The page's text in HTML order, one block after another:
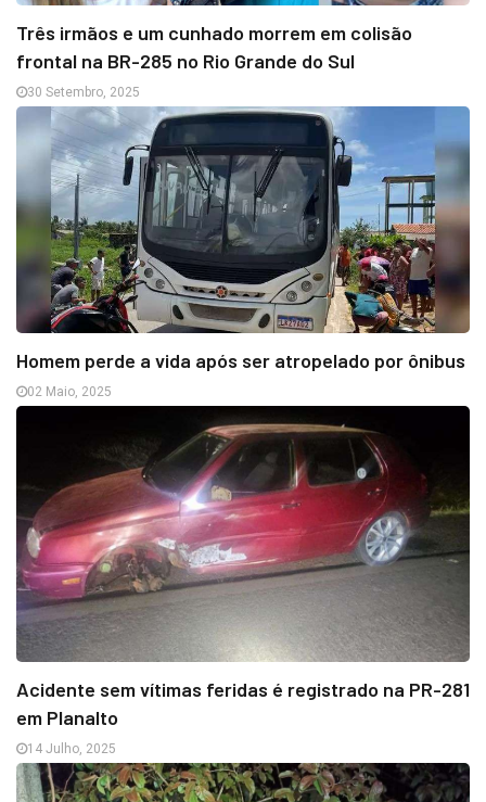
Três irmãos e um cunhado morrem em colisão
frontal na BR-285 no Rio Grande do Sul
30 Setembro, 2025
Homem perde a vida após ser atropelado por ônibus
02 Maio, 2025
Acidente sem vítimas feridas é registrado na PR-281
em Planalto
14 Julho, 2025